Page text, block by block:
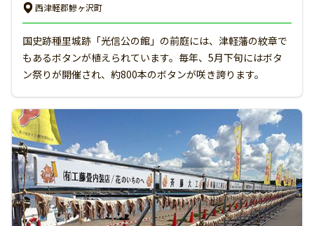
西津軽郡鰺ヶ沢町
国史跡種里城跡「光信公の館」の前庭には、津軽藩の紋章で
もあるボタンが植えられています。毎年、5月下旬にはボタ
ン祭りが開催され、約800本のボタンが咲き誇ります。